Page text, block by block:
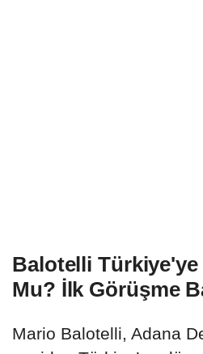
Balotelli
Mu? İlk Görüşme
Mario Balotelli, Adana